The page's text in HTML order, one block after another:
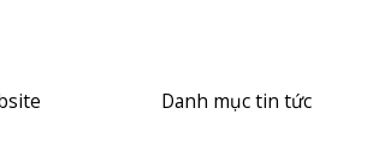
Danh mục tin tức